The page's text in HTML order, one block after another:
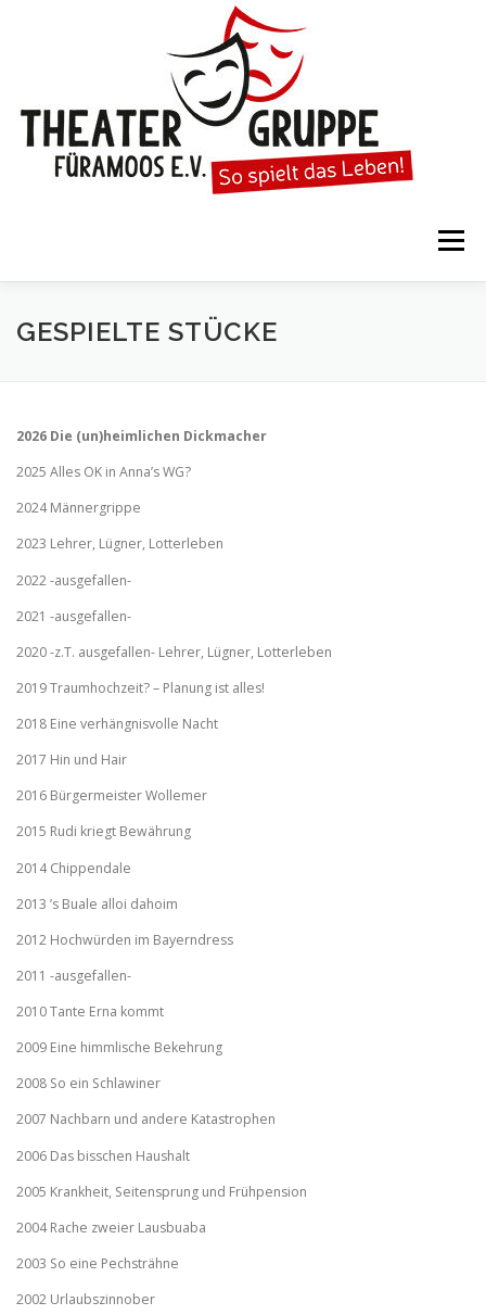
Menü
STARTSEITE DIE THEATERGRUPPE
GESPIELTE STÜCKE
2026 Die (un)heimlichen Dickmacher
2025 Alles OK in Anna’s WG?
2024 Männergrippe
2023 Lehrer, Lügner, Lotterleben
2022 -ausgefallen-
2021 -ausgefallen-
2020 -z.T. ausgefallen- Lehrer, Lügner, Lotterleben
2019 Traumhochzeit? – Planung ist alles!
2018 Eine verhängnisvolle Nacht
2017 Hin und Hair
2016 Bürgermeister Wollemer
2015 Rudi kriegt Bewährung
2014 Chippendale
2013 ’s Buale alloi dahoim
2012 Hochwürden im Bayerndress
2011 -ausgefallen-
2010 Tante Erna kommt
2009 Eine himmlische Bekehrung
2008 So ein Schlawiner
2007 Nachbarn und andere Katastrophen
2006 Das bisschen Haushalt
2005 Krankheit, Seitensprung und Frühpension
2004 Rache zweier Lausbuaba
2003 So eine Pechsträhne
2002 Urlaubszinnober